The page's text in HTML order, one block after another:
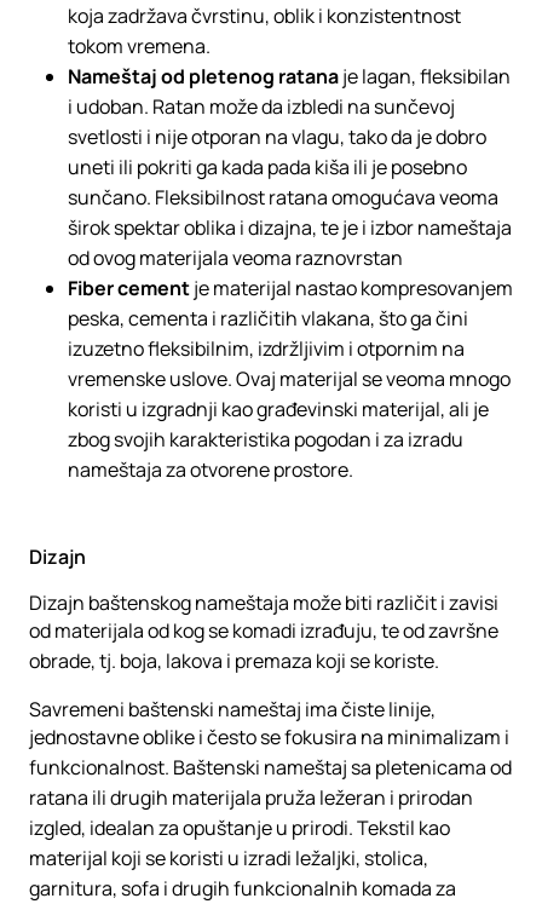
koja zadržava čvrstinu, oblik i konzistentnost
tokom vremena.
Nameštaj od pletenog ratanaje lagan, fleksibilan
i udoban. Ratan može da izbledi na sunčevoj
svetlosti i nije otporan na vlagu, tako da je dobro
uneti ili pokriti ga kada pada kiša ili je posebno
sunčano. Fleksibilnost ratana omogućava veoma
širok spektar oblika i dizajna, te je i izbor nameštaja
od ovog materijala veoma raznovrstan
Fiber cementje materijal nastao kompresovanjem
peska, cementa i različitih vlakana, što ga čini
izuzetno fleksibilnim, izdržljivim i otpornim na
vremenske uslove. Ovaj materijal se veoma mnogo
koristi u izgradnji kao građevinski materijal, ali je
zbog svojih karakteristika pogodan i za izradu
nameštaja za otvorene prostore.
Dizajn
Dizajn baštenskog nameštaja može biti različit i zavisi
od materijala od kog se komadi izrađuju, te od završne
obrade, tj. boja, lakova i premaza koji se koriste.
Savremeni baštenski nameštaj ima čiste linije,
jednostavne oblike i često se fokusira na minimalizam i
funkcionalnost. Baštenski nameštaj sa pletenicama od
ratana ili drugih materijala pruža ležeran i prirodan
izgled, idealan za opuštanje u prirodi. Tekstil kao
materijal koji se koristi u izradi ležaljki, stolica,
garnitura, sofa i drugih funkcionalnih komada za